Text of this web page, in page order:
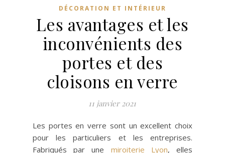
DÉCORATION ET INTÉRIEUR
Les avantages et les
inconvénients des
portes et des
cloisons en verre
11 janvier 2021
Les portes en verre sont un excellent choix
pour les particuliers et les entreprises.
Fabriqués par une miroiterie Lyon, elles